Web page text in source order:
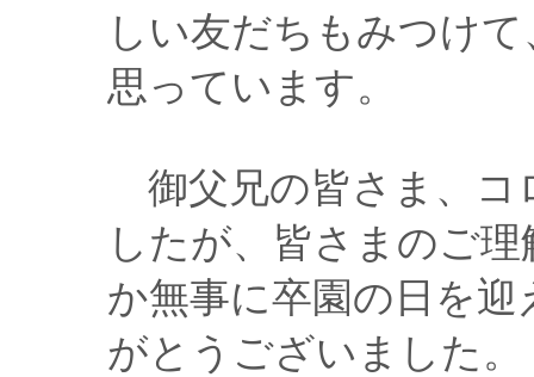
しい友だちもみつけ
思っています。
御父兄の皆さま、コ
したが、皆さまのご
か無事に卒園の日を
がとうございました。